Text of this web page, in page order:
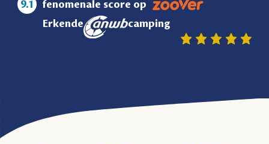
9.1
fenomenale score op
Erkende
camping